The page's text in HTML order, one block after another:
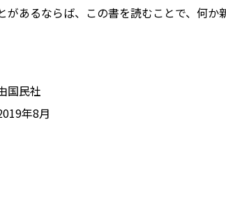
があるならば、この書を読むことで、何か
国民社
年8月